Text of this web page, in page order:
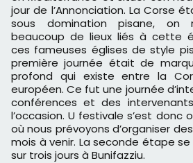
jour de l’Annonciation. La Corse
sous domination pisane, on
beaucoup de lieux liés à cette
ces fameuses églises de style
première journée était de
profond qui existe entre la
européen. Ce fut une journée
conférences et des
l’occasion. U festivale s’est donc
où nous prévoyons d’organiser
mois à venir. La seconde étape
sur trois jours à Bunifazziu.